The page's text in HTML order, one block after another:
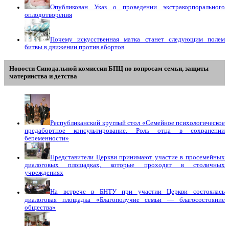
Опубликован Указ о проведении экстракорпорального
оплодотворения
Почему искусственная матка станет следующим полем
битвы в движении против абортов
Новости Синодальной комиссии БПЦ по вопросам семьи, защиты
материнства и детства
Республиканский круглый стол «Семейное психологическое
предабортное консультирование. Роль отца в сохранении
беременности»
Представители Церкви принимают участие в просемейных
диалоговых площадках, которые проходят в столичных
учреждениях
На встрече в БНТУ при участии Церкви состоялась
диалоговая площадка «Благополучие семьи — благосостояние
общества»